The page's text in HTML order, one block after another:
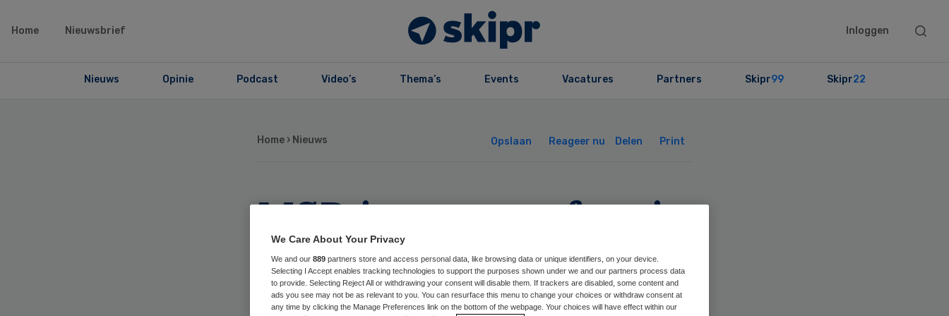
Home Nieuwsbrief Inloggen
Search
Nieuws Opinie Podcast Video’s Thema’s Events Vacatures Partners Skipr99 Skipr22
Home › Nieuws Opslaan Reageer nu Delen Print
MSD investeert fors in
Oss
We Care About Your Privacy
We and our 889 partners store and access personal data, like browsing data or unique identifiers, on your device.
Selecting I Accept enables tracking technologies to support the purposes shown under we and our partners process data
to provide. Selecting Reject All or withdrawing your consent will disable them. If trackers are disabled, some content and
ads you see may not be as relevant to you. You can resurface this menu to change your choices or withdraw consent at
any time by clicking the Manage Preferences link on the bottom of the webpage. Your choices will have effect within our